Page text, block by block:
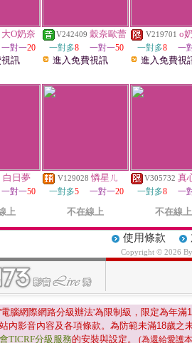
大O奶奈
一對一20
訊
V242409 穀奈歐蕾
一對多8 一對一50
進入免費視訊
V219701 o
一對多8 一
進入免費視
白日夢
一對一50
上
V129028 憐星ㄦ
一對多5 一對一20
不在線上
V305732 真
一對多8 一
不在線上
使用條款
Copyright © 2026
腦網際網路分級辦法'為限制級，限定為年滿
內影音內容及各項條款。為防範未滿18歲之
TICRF分級服務的安裝與設定。 (為還給愛護